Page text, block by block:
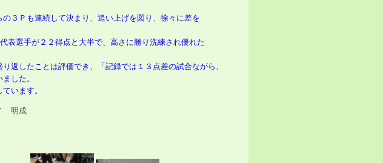
３Ｐも連続して決まり、追い上げを図り、徐々に差を
表選手が２２得点と大半で、高さに勝り洗練され優れた
返したことは評価でき、「記録では１３点差の試合ながら、
した。
います。
明成